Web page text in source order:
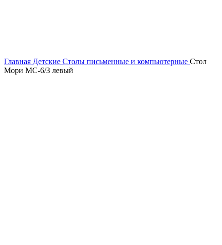
Главная Детские Столы письменные и компьютерные Стол
Мори МС-6/3 левый